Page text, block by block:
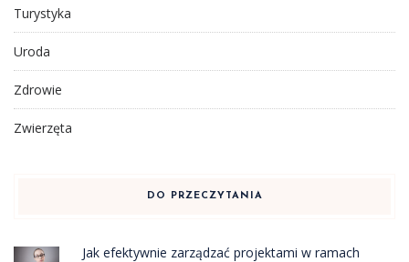
Turystyka
Uroda
Zdrowie
Zwierzęta
DO PRZECZYTANIA
Jak efektywnie zarządzać projektami w ramach